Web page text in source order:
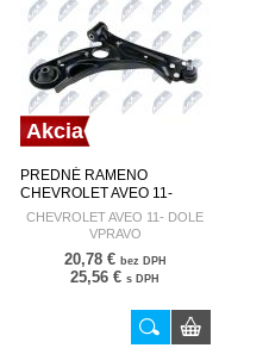
Akcia
PREDNÉ RAMENO
CHEVROLET AVEO 11-
DOLE VPRAVO 95017036
ZWD-DW-035
CHEVROLET AVEO 11- DOLE
VPRAVO
20,78 € bez DPH
25,56 € s DPH